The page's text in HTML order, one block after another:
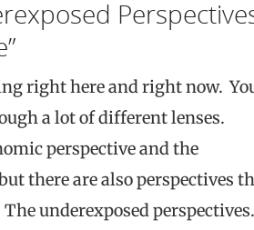
right here and right now.
a lot of different lenses.
perspective and the
there are also perspectives
underexposed